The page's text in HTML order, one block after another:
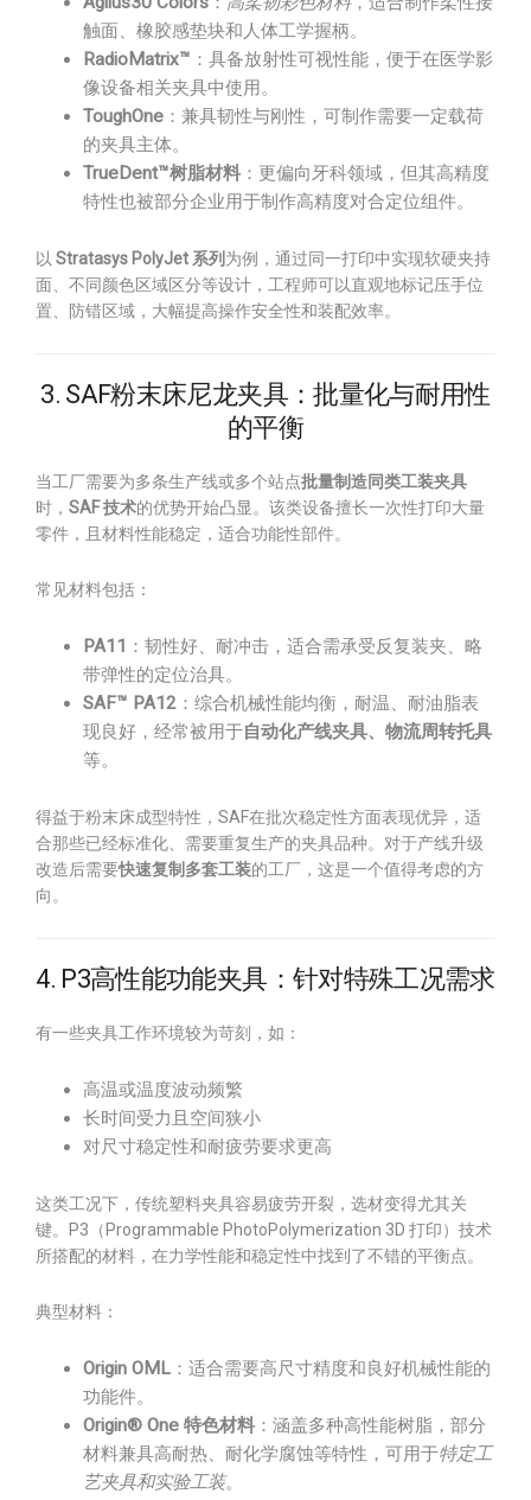
触面、橡胶感垫块和人体工学握柄。
RadioMatrix™ ：具备放射性可视性能，便于在医学影
像设备相关夹具中使用。
ToughOne ：兼具韧性与刚性，可制作需要一定载荷
的夹具主体。
TrueDent™树脂材料 ：更偏向牙科领域，但其高精度
特性也被部分企业用于制作高精度对合定位组件。
以 Stratasys PolyJet 系列 为例，通过同一打印中实现软硬夹持
面、不同颜色区域区分等设计，工程师可以直观地标记压手位
置、防错区域，大幅提高操作安全性和装配效率。
3. SAF粉末床尼龙夹具：批量化与耐用性
的平衡
当工厂需要为多条生产线或多个站点批量制造同类工装夹具
时， SAF 技术的优势开始凸显。该类设备擅长一次性打印大量
零件，且材料性能稳定，适合功能性部件。
常见材料包括：
PA11 ：韧性好、耐冲击，适合需承受反复装夹、略
带弹性的定位治具。
SAF™ PA12 ：综合机械性能均衡，耐温、耐油脂表
现良好，经常被用于自动化产线夹具、物流周转托具
等。
得益于粉末床成型特性，SAF在批次稳定性方面表现优异，适
合那些已经标准化、需要重复生产的夹具品种。对于产线升级
改造后需要快速复制多套工装的工厂，这是一个值得考虑的方
向。
4. P3高性能功能夹具：针对特殊工况需求
有一些夹具工作环境较为苛刻，如：
高温或温度波动频繁
长时间受力且空间狭小
对尺寸稳定性和耐疲劳要求更高
这类工况下，传统塑料夹具容易疲劳开裂，选材变得尤其关
键。P3（Programmable PhotoPolymerization 3D 打印）技术
所搭配的材料，在力学性能和稳定性中找到了不错的平衡点。
典型材料：
Origin OML ：适合需要高尺寸精度和良好机械性能的
功能件。
Origin® One 特色材料 ：涵盖多种高性能树脂，部分
材料兼具高耐热、耐化学腐蚀等特性，可用于特定工
艺夹具和实验工装。